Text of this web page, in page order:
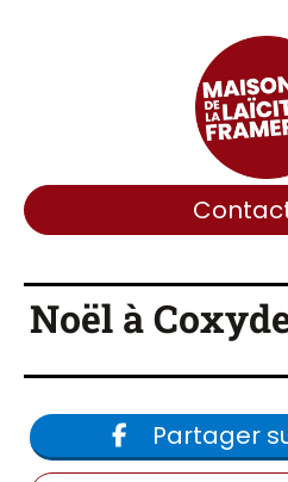
Noël à
Partager